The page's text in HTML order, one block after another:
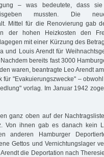
– was bedeutete, dass
mussten. Die
Mittel für die Renovierung gab
der hohen Heizkosten den
mit einer Kürzung des
und Louis Arendt für
bereits fast 3000
waren, beantragte Leo Arendt
für "Evakuierungszwecke" –
vorlag. Im Januar 1942
ganz oben auf der
Von ihnen gab es danach kein
anderen Hamburger
Gettos und Vernichtungslager
die Deportation nach